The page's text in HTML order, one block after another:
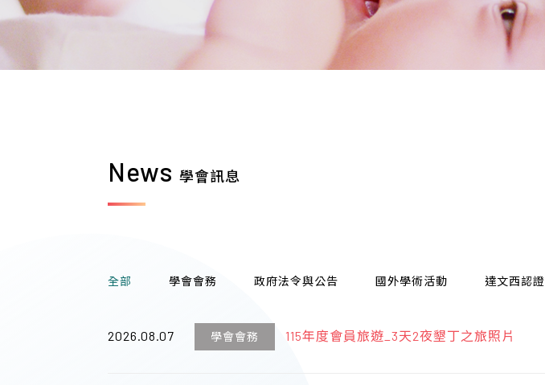
News學會訊息
全部 學會會務 政府法令與公告 國外學術活動 達文西認證
2026.08.07 學會會務 115年度會員旅遊_3天2夜墾丁之旅照片